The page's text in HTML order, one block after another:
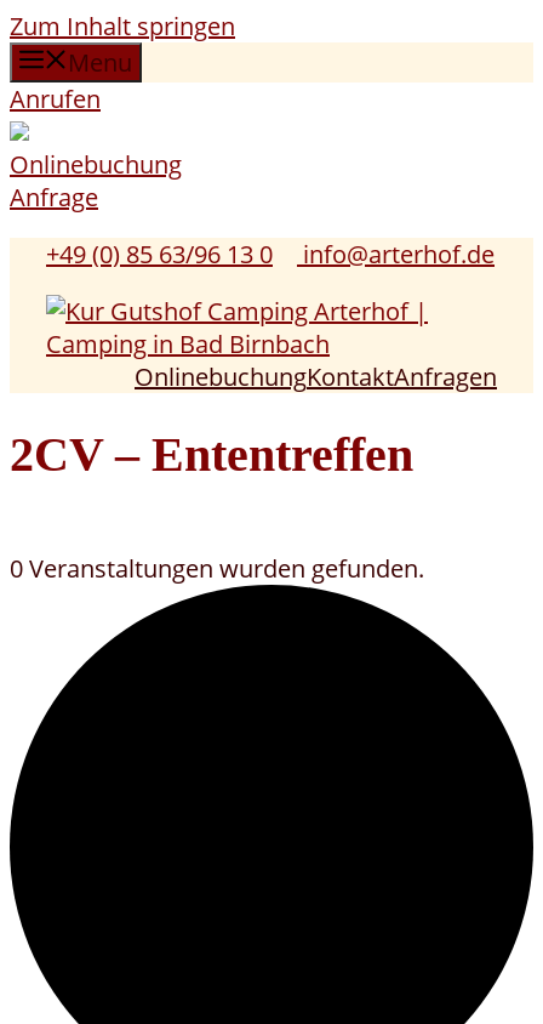
Zum Inhalt springen
Menu
Anrufen
Onlinebuchung
Anfrage
+49 (0) 85 63/96 13 0
info@arterhof.de
OnlinebuchungKontaktAnfragen
2CV – Ententreffen
0 Veranstaltungen wurden gefunden.